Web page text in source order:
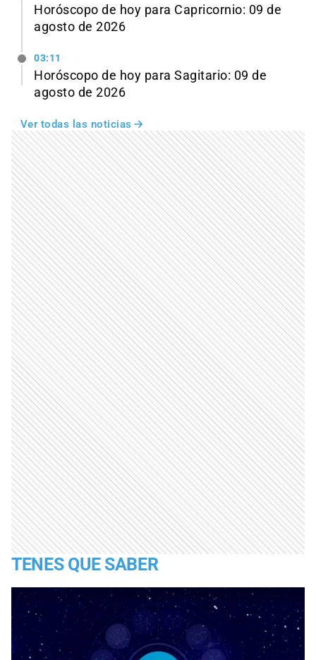
Horóscopo de hoy para Capricornio: 09 de
agosto de 2026
03:11
Horóscopo de hoy para Sagitario: 09 de
agosto de 2026
Ver todas las noticias
TENES QUE SABER